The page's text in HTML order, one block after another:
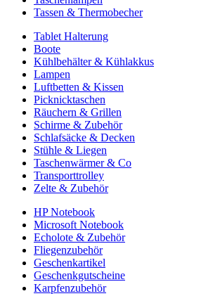
Tassen & Thermobecher
Tablet Halterung
Boote
Kühlbehälter & Kühlakkus
Lampen
Luftbetten & Kissen
Picknicktaschen
Räuchern & Grillen
Schirme & Zubehör
Schlafsäcke & Decken
Stühle & Liegen
Taschenwärmer & Co
Transporttrolley
Zelte & Zubehör
HP Notebook
Microsoft Notebook
Echolote & Zubehör
Fliegenzubehör
Geschenkartikel
Geschenkgutscheine
Karpfenzubehör